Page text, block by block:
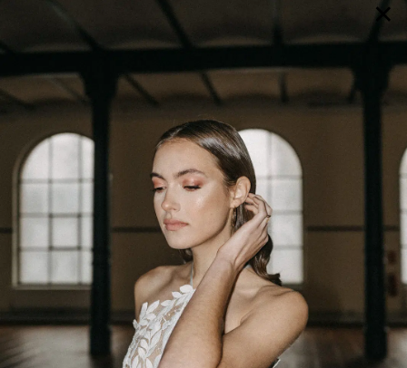
×
SELECTION BRAUTMODE
Array ( [0] => extra_args [1] => Array ( [post__not_in] =>
Array ( [0] => 89744 ) ) )